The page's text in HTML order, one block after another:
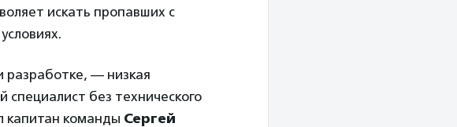
искать пропавших с
разработке, — низкая
специалист без технического
капитан команды Сергей